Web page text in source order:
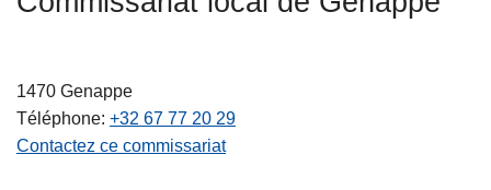
1470 Genappe
Téléphone +32 67 77 20 29
Contactez ce commissariat